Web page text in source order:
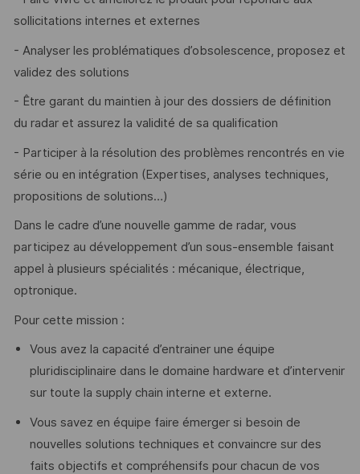
sollicitations internes et externes
- Analyser les problématiques d’obsolescence, proposez et
validez des solutions
- Être garant du maintien à jour des dossiers de définition
du radar et assurez la validité de sa qualification
- Participer à la résolution des problèmes rencontrés en vie
série ou en intégration (Expertises, analyses techniques,
propositions de solutions…)
Dans le cadre d’une nouvelle gamme de radar, vous
participez au développement d’un sous-ensemble faisant
appel à plusieurs spécialités : mécanique, électrique,
optronique.
Pour cette mission :
Vous avez la capacité d’entrainer une équipe
pluridisciplinaire dans le domaine hardware et d’intervenir
sur toute la supply chain interne et externe.
Vous savez en équipe faire émerger si besoin de
nouvelles solutions techniques et convaincre sur des
faits objectifs et compréhensifs pour chacun de vos